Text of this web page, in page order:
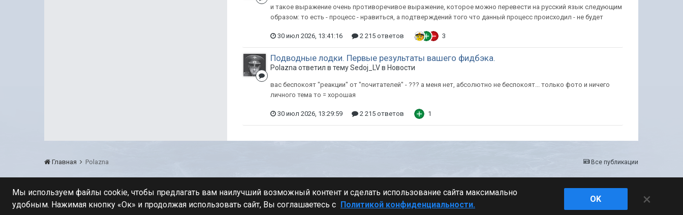
и такое выражение очень противоречивое выражение, которое можно перевести на русский язык следующим
образом: то есть - процесс - нравиться, а подтверждений того что данный процесс происходил - не будет
30 июл 2026, 13:41:16 2 215 ответов 3
Подводные лодки. Первые результаты вашего фидбэка.
Polazna ответил в тему Sedoj_LV в Новости
вас беспокоят "реакции" от "почитателей" - ??? а меня нет, абсолютно не беспокоят... только фото и ничего
личного тема то = хорошая
30 июл 2026, 13:29:59 2 215 ответов 1
Все публикации
Главная Polazna
Powered by Invision Community
Мы используем файлы cookie, чтобы предлагать вам наилучший возможный контент и сделать использование сайта максимально
удобным. Нажимая кнопку «Ок» и продолжая использовать сайт, Вы соглашаетесь с Политикой конфиденциальности.
OK ×